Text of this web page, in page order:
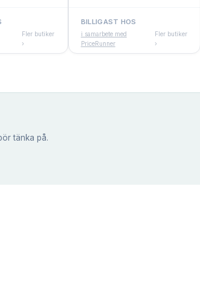
Fler butiker
›
BILLIGAST HOS
i samarbete med
PriceRunner
Fler butiker
›
tänka på.